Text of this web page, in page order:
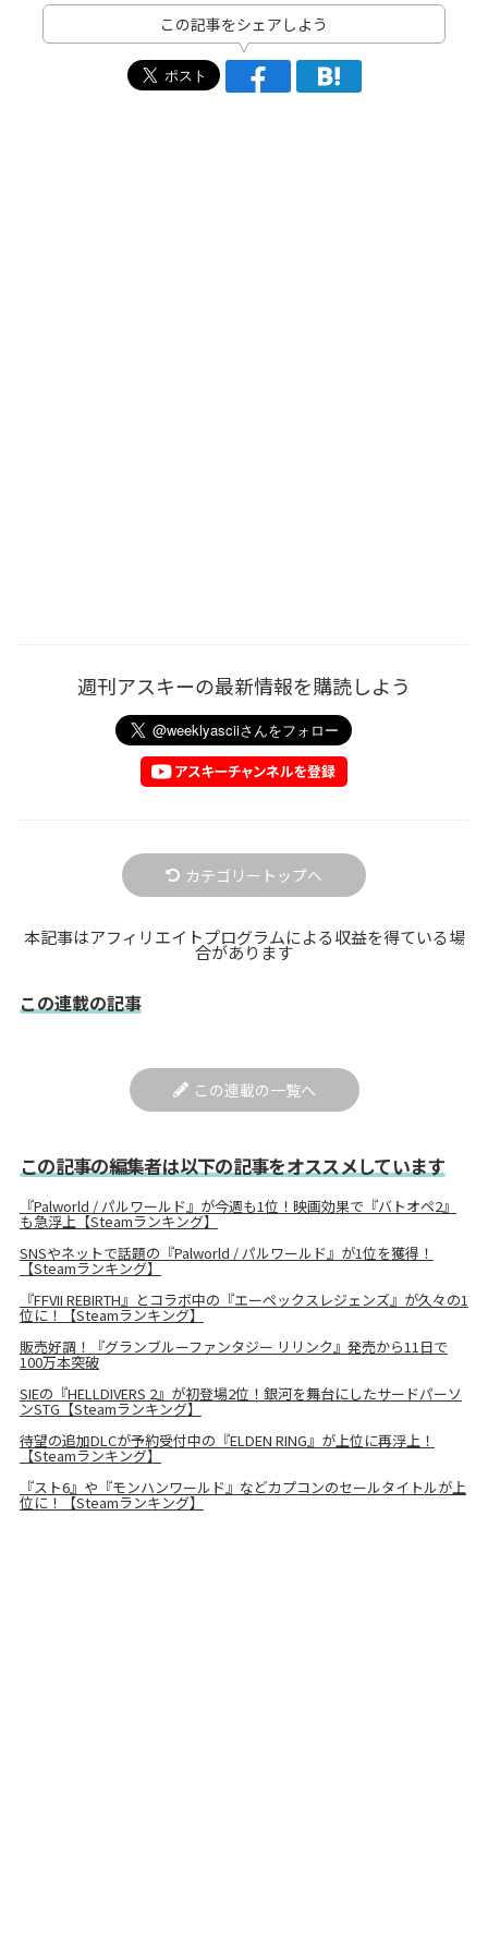
この記事をシェアしよう
週刊アスキーの最新情報を購読しよう
カテゴリートップへ
本記事はアフィリエイトプログラムによる収益を得ている場
合があります
この連載の記事
この連載の一覧へ
この記事の編集者は以下の記事をオススメしています
『Palworld / パルワールド』が今週も1位！映画効果で『バトオペ2』
も急浮上【Steamランキング】
SNSやネットで話題の『Palworld / パルワールド』が1位を獲得！
【Steamランキング】
『FFVII REBIRTH』とコラボ中の『エーペックスレジェンズ』が久々の1
位に！【Steamランキング】
販売好調！『グランブルーファンタジー リリンク』発売から11日で
100万本突破
SIEの『HELLDIVERS 2』が初登場2位！銀河を舞台にしたサードパーソ
ンSTG【Steamランキング】
待望の追加DLCが予約受付中の『ELDEN RING』が上位に再浮上！
【Steamランキング】
『スト6』や『モンハンワールド』などカプコンのセールタイトルが上
位に！【Steamランキング】